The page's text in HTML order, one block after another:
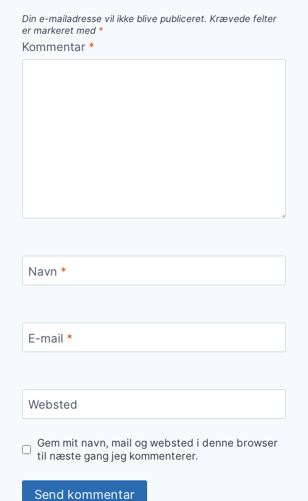
Din e-mailadresse vil ikke blive publiceret. Krævede felter
er markeret med *
Kommentar *
Navn *
E-mail *
Websted
Gem mit navn, mail og websted i denne browser
til næste gang jeg kommenterer.